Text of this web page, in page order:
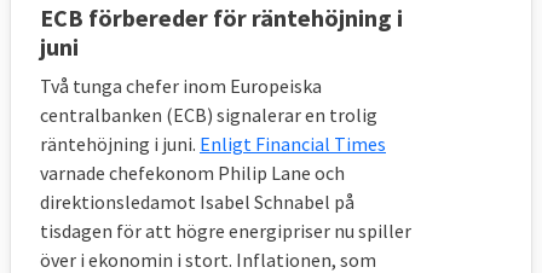
ECB förbereder för räntehöjning i
juni
Två tunga chefer inom Europeiska
centralbanken (ECB) signalerar en trolig
räntehöjning i juni. Enligt Financial Times
varnade chefekonom Philip Lane och
direktionsledamot Isabel Schnabel på
tisdagen för att högre energipriser nu spiller
över i ekonomin i stort. Inflationen, som